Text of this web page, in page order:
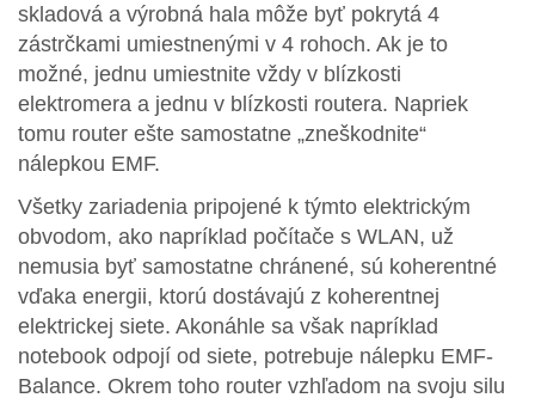
skladová a výrobná hala môže byť pokrytá 4
zástrčkami umiestnenými v 4 rohoch. Ak je to
možné, jednu umiestnite vždy v blízkosti
elektromera a jednu v blízkosti routera. Napriek
tomu router ešte samostatne „zneškodnite“
nálepkou EMF.
Všetky zariadenia pripojené k týmto elektrickým
obvodom, ako napríklad počítače s WLAN, už
nemusia byť samostatne chránené, sú koherentné
vďaka energii, ktorú dostávajú z koherentnej
elektrickej siete. Akonáhle sa však napríklad
notebook odpojí od siete, potrebuje nálepku EMF-
Balance. Okrem toho router vzhľadom na svoju silu